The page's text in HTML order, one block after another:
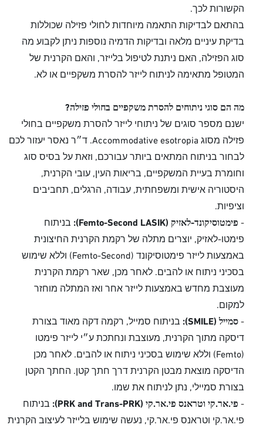
הקשורות לכך.
בהתאם לבדיקות התאמה מיוחדות לחולי פזילה שכוללות
בדיקת עיניים מלאה ובדיקות הדמיה נוספות ניתן לקבוע מה
סוג הפזילה, האם ניתנת לטיפול בלייזר, והאם הקרנית של
המטופל מתאימה לניתוח לייזר להסרת משקפיים או לא.
מה הם סוגי ניתוחים להסרת משקפיים בחולי פזילה?
ישנם מספר סוגים של ניתוחי לייזר להסרת משקפיים בחולי
פזילה מסוג Accommodative esotropia. ד״ר נאסר יעזור לכם
לבחור בניתוח המתאים ביותר עבורכם, וזאת על בסיס סוג
וחומרת בעיית המשקפיים, בריאות העין, עובי הקרנית,
היסטוריה אישית ומשפחתית, עבודה, הרגלים, תחביבים
וציפיות.
- פימטוסיקונד-לאזיק (Femto-Second LASIK):
בניתוח
פימטו-לאזיק, יוצרים מתלה של רקמת הקרנית החיצונית
באמצעות לייזר פימטוסיקונד (Femto-Second) וללא שימוש
בסכיני ניתוח או להבים. לאחר מכן, שאר רקמת הקרנית
מעוצבת מחדש באמצעות לייזר אחר ואז המתלה מוחזר
למקום.
-סמייל (SMILE):
בניתוח סמייל, רקמה דקה מאוד בצורת
דיסקה מתוך הקרנית, מעוצבת ונחתכת ע״י לייזר פימטו
(Femto) וללא שימוש בסכיני ניתוח או להבים. לאחר מכן
הדיסקה מוצאת מבטן הקרנית דרך חתך קטן. החתך הקטן
בצורת סמיילי, נתן לניתוח את שמו.
- פי.אר.קי וטראנס פי.אר.קי (PRK and Trans-PRK):
בניתוח
פי.אר.קי וטראנס פי.אר.קי, נעשה שימוש בלייזר לעיצוב הקרנית